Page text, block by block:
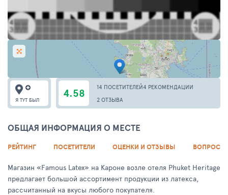
4.58 14 ПОСЕТИТЕЛЕЙ4 РЕКОМЕНДАЦИИ
2 ОТЗЫВА
Я ТУТ БЫЛ
ОБЩАЯ ИНФОРМАЦИЯ О МЕСТЕ
РЕЙТИНГ ПОСЕТИТЕЛИ ОЦЕНКИ И ОТЗЫВЫ ВОПРОСЫ
Магазин «Famous Latex» на Кароне возле отеля Phuket Heritage
предлагает большой ассортимент продукции из латекса,
рассчитанный на вкусы любого покупателя.